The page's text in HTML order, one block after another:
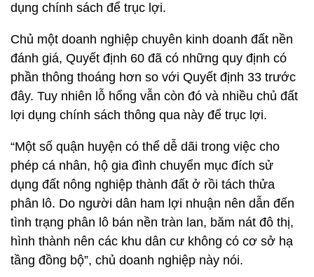
dụng chính sách để trục lợi.
Chủ một doanh nghiệp chuyên kinh doanh đất nền
đánh giá, Quyết định 60 đã có những quy định có
phần thông thoáng hơn so với Quyết định 33 trước
đây. Tuy nhiên lỗ hổng vẫn còn đó và nhiều chủ đất
lợi dụng chính sách thông qua này để trục lợi.
“Một số quận huyện có thể dễ dãi trong việc cho
phép cá nhân, hộ gia đình chuyển mục đích sử
dụng đất nông nghiệp thành đất ở rồi tách thửa
phân lô. Do người dân ham lợi nhuận nên dẫn đến
tình trạng phân lô bán nền tràn lan, băm nát đô thị,
hình thành nên các khu dân cư không có cơ sở hạ
tầng đồng bộ”, chủ doanh nghiệp này nói.